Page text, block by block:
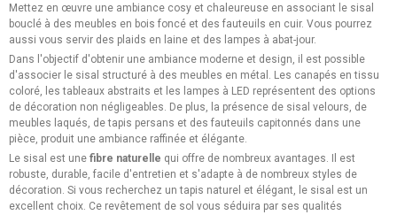
Mettez en œuvre une ambiance cosy et chaleureuse en associant le sisal
bouclé à des meubles en bois foncé et des fauteuils en cuir. Vous pourrez
aussi vous servir des plaids en laine et des lampes à abat-jour.
Dans l'objectif d'obtenir une ambiance moderne et design, il est possible
d'associer le sisal structuré à des meubles en métal. Les canapés en tissu
coloré, les tableaux abstraits et les lampes à LED représentent des options
de décoration non négligeables. De plus, la présence de sisal velours, de
meubles laqués, de tapis persans et des fauteuils capitonnés dans une
pièce, produit une ambiance raffinée et élégante.
Le sisal est une fibre naturelle qui offre de nombreux avantages. Il est
robuste, durable, facile d'entretien et s'adapte à de nombreux styles de
décoration. Si vous recherchez un tapis naturel et élégant, le sisal est un
excellent choix. Ce revêtement de sol vous séduira par ses qualités